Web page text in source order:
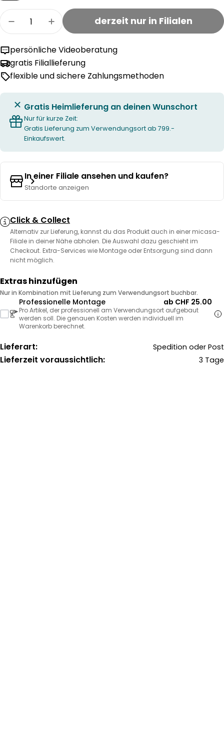
Menge
Menge für MODUL Öffnungsdämpfer- Set
Menge für MODUL
derzeit nur in Filialen
persönliche Videoberatung
gratis Filiallieferung
flexible und sichere Zahlungsmethoden
Gratis Heimlieferung an deinen Wunschort
Nur für kurze Zeit:
Gratis Lieferung zum Verwendungsort ab 799.-
Einkaufswert.
In einer Filiale ansehen und kaufen?
Standorte anzeigen
Click & Collect
Alternativ zur Lieferung, kannst du das Produkt auch in einer micasa-
Filiale in deiner Nähe abholen. Die Auswahl dazu geschieht im
Checkout. Extra-Services wie Montage oder Entsorgung sind dann
nicht möglich.
Extras hinzufügen
Nur in Kombination mit Lieferung zum Verwendungsort buchbar.
Professionelle Montage ab CHF 25.00
Pro Artikel, der professionell am Verwendungsort aufgebaut
werden soll. Die genauen Kosten werden individuell im
Warenkorb berechnet.
Lieferart: Spedition oder Post
Lieferzeit voraussichtlich: 3 Tage